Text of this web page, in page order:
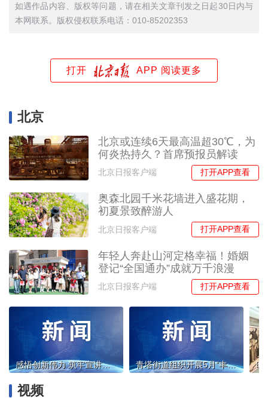
如遇作品内容、版权等问题，请在相关文章刊发之日起30日内与
本网联系。版权侵权联系电话：010-85202353
打开 APP 阅读更多
北京
北京或连续6天最高温超30℃，为
何炎热持久？首席预报员解读
北京日报客户端 打开APP查看
奥森北园千米花墙进入盛花期，
初夏景致醉游人
北京日报客户端 打开APP查看
年轻人奔赴山河定格幸福！婚姻
登记“全国通办”成就万千浪漫
北京日报客户端 打开APP查看
感悟创新伟力 筑牢宣讲根基——市委讲师团开展联合党日活动暨理论宣讲工作调研 青塔街道组织开展5月“丰收日”进社区活动
视频